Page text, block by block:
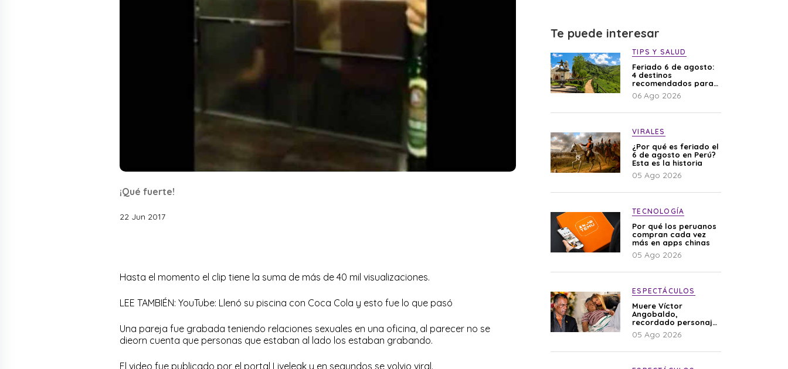
¡Qué fuerte!
22 Jun 2017
Hasta el momento el clip tiene la suma de más de 40 mil visualizaciones.
LEE TAMBIÉN: YouTube: Llenó su piscina con Coca Cola y esto fue lo que pasó
Una pareja fue grabada teniendo relaciones sexuales en una oficina, al parecer no se
dieorn cuenta que personas que estaban al lado los estaban grabando.
El video fue publicado por el portal Liveleak y en segundos se volvio viral.
Te puede interesar
TIPS Y SALUD
Feriado 6 de agosto:
4 destinos
recomendados para
disfrutar el descanso
06 Ago 2026
VIRALES
¿Por qué es feriado el
6 de agosto en Perú?
Esta es la historia
05 Ago 2026
TECNOLOGÍA
Por qué los peruanos
compran cada vez
más en apps chinas
05 Ago 2026
ESPECTÁCULOS
Muere Víctor
Angobaldo,
recordado personaje
de la farándula y
expareja de Shirley
05 Ago 2026